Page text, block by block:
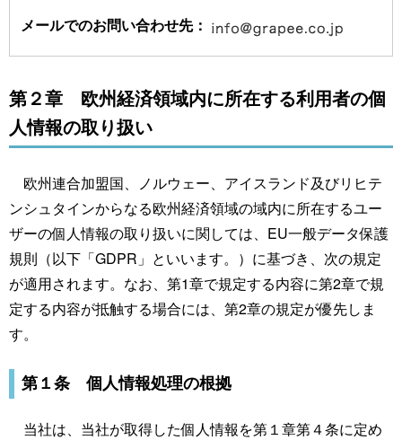
メールでのお問い合わせ先：
第２章 欧州経済領域内に所在する利用者の個
人情報の取り扱い
欧州連合加盟国、ノルウェー、アイスランド及びリヒテ
ンシュタインからなる欧州経済領域の域内に所在するユー
ザーの個人情報の取り扱いに関しては、EU一般データ保護
規則（以下「GDPR」といいます。）に基づき、次の規定
が適用されます。なお、第1章で規定する内容に第2章で規
定する内容が抵触する場合には、第2章の規定が優先しま
す。
第１条 個人情報処理の根拠
当社は、当社が取得した個人情報を第１章第４条に定め